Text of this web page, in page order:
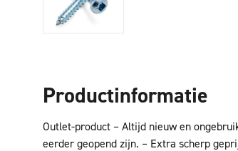
Productinformatie
Outlet-product – Altijd nieuw en
eerder geopend zijn. – Extra scherp